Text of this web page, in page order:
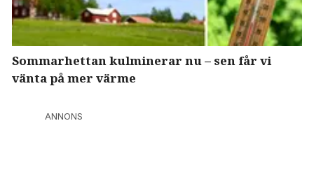
Sommarhettan kulminerar nu – sen får vi
vänta på mer värme
ANNONS